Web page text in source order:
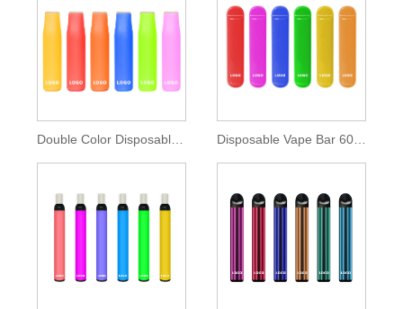
Double Color Disposable Vape Bar 400 Puffs